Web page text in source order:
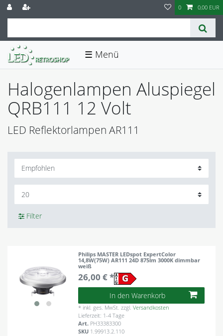
0 0,00 EUR
☰
Halogenlampen Aluspiegel
QRB111 12 Volt
LED Reflektorlampen AR111
Filter
Philips MASTER LEDspot ExpertColor
14,8W(75W) AR111 24D 875lm 3000K dimmbar
weiß
26,00 € *
In den Warenkorb
* inkl. ges. MwSt. zzgl.Versandkosten
Lieferzeit: 1-4 Tage
Art. PH33383300
SKU 1.99913.2.110